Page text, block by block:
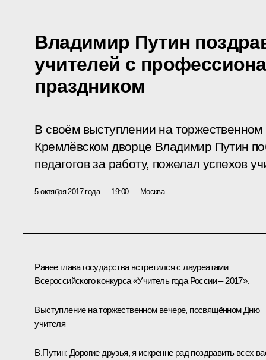
Владимир Путин
учителей с
праздником
В своём выступлении на торжественном
Кремлёвском дворце Владимир Путин
педагогов за работу, пожелал успехов
5 октября 2017 года 19:00 Москва
Ранее глава государства встретилсяс лауреатами
Всероссийского конкурса «Учитель года России – 2017».
Выступление на торжественном вечере, посвящённом Дню
учителя
В.Путин: Дорогие друзья, я искренне рад поздравить всех